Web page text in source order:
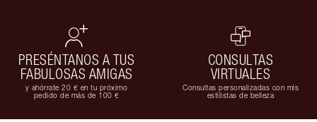
PRESÉNTANOS A TUS
FABULOSAS AMIGAS
y ahórrate 20 € en tu próximo
pedido de más de 100 €
CONSULTAS
VIRTUALES
Consultas personalizadas con mis
estilistas de belleza